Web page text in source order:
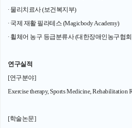
∙ 물리치료사 (보건복지부)
∙ 국제 재활 필라테스 (Magicbody Academy)
∙ 휠체어 농구 등급분류사 (대한장애인농구협
연구실적
[연구분야]
Exercise therapy, Sports Medicine, Rehabilitation
[학술논문]